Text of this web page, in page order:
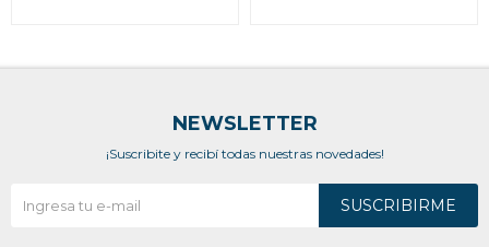
NEWSLETTER
¡Suscribite y recibí todas nuestras novedades!
SUSCRIBIRME